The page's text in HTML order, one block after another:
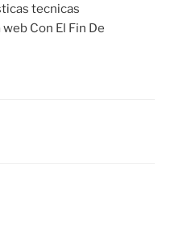
tecnicas
Con El Fin De